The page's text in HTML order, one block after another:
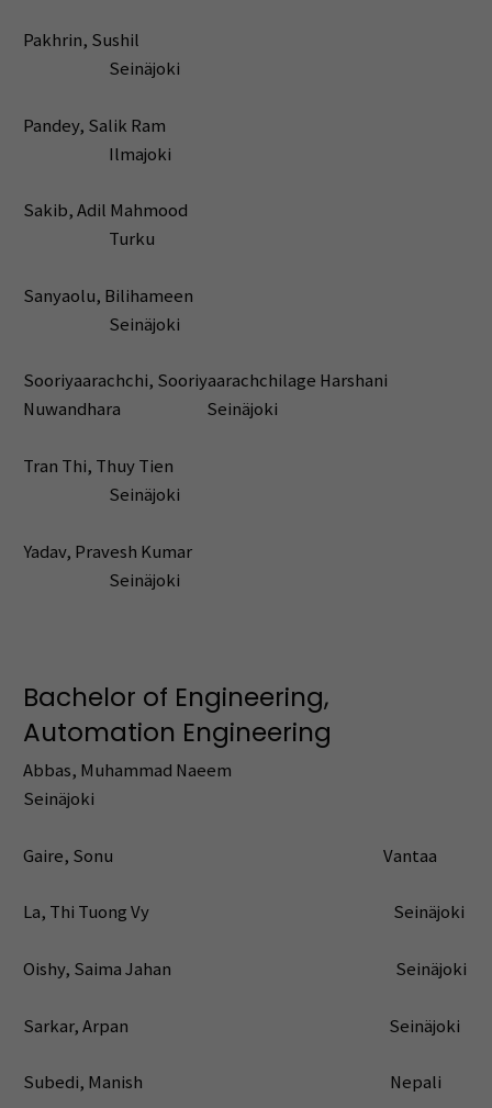
Pakhrin, Sushil
Seinäjoki
Pandey, Salik Ram
Ilmajoki
Sakib, Adil Mahmood
Turku
Sanyaolu, Bilihameen
Seinäjoki
Sooriyaarachchi, Sooriyaarachchilage Harshani
Nuwandhara Seinäjoki
Tran Thi, Thuy Tien
Seinäjoki
Yadav, Pravesh Kumar
Seinäjoki
Bachelor of Engineering,
Automation Engineering
Abbas, Muhammad Naeem
Seinäjoki
Gaire, Sonu Vantaa
La, Thi Tuong Vy Seinäjoki
Oishy, Saima Jahan Seinäjoki
Sarkar, Arpan Seinäjoki
Subedi, Manish Nepali